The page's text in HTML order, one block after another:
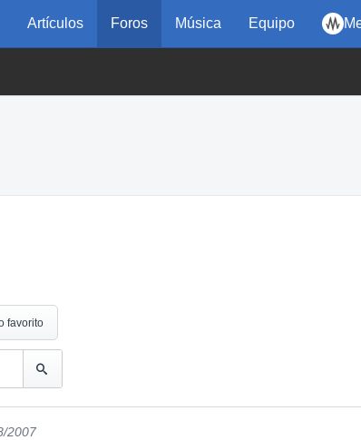
Artículos Foros Música Equipo
favorito
2007